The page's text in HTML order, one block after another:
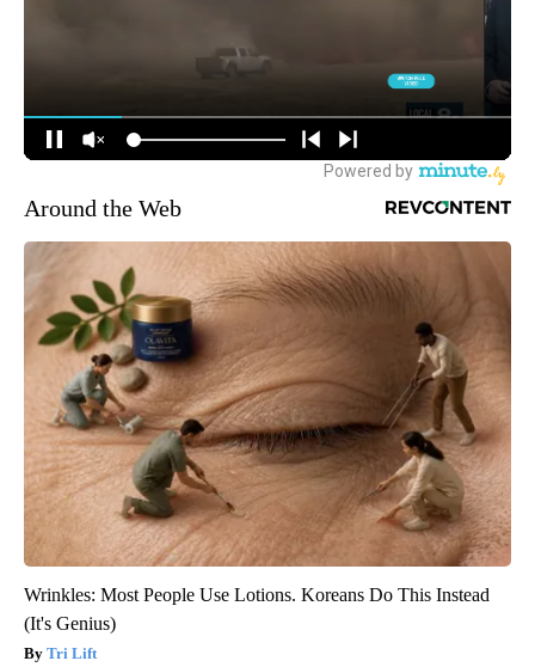
Around the Web
Wrinkles: Most People Use Lotions. Koreans Do This Instead
(It's Genius)
Tri Lift